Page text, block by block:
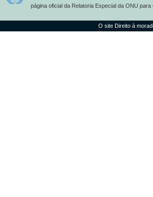
página oficial da Relatoria Especial da ONU para
O site Direito à